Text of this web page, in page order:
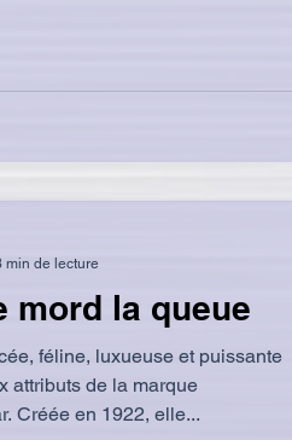
mord la queue
féline, luxueuse et puissante
attributs de la marque
Créée en 1922, elle...
min de lecture